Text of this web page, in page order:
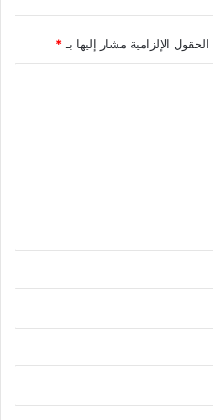
الحقول الإلزامية مشار إليها بـ *